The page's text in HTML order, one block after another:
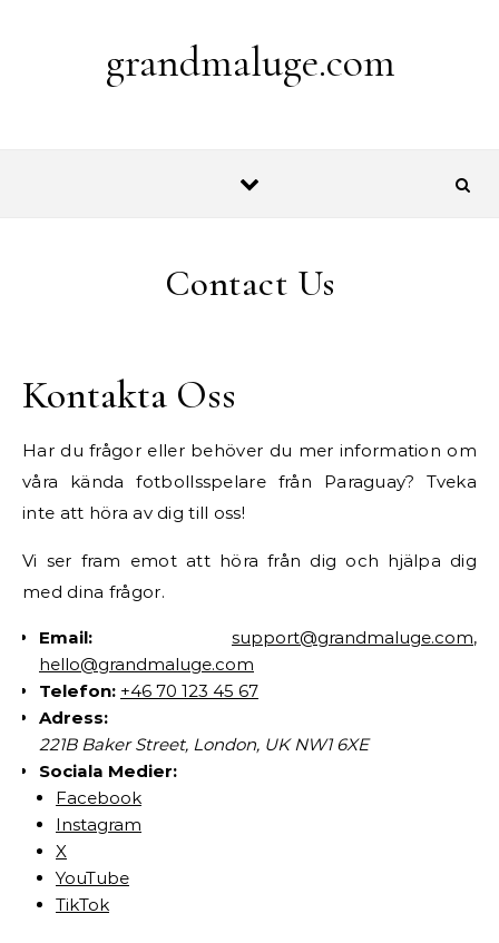
grandmaluge.com
Contact Us
Kontakta Oss
Har du frågor eller behöver du mer information om
våra kända fotbollsspelare från Paraguay? Tveka
inte att höra av dig till oss!
Vi ser fram emot att höra från dig och hjälpa dig
med dina frågor.
Email: support@grandmaluge.com,
hello@grandmaluge.com
Telefon: +46 70 123 45 67
Adress:
221B Baker Street, London, UK NW1 6XE
Sociala Medier:
Facebook
Instagram
X
YouTube
TikTok